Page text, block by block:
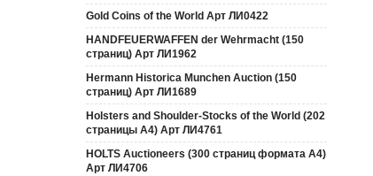
Gold Coins of the World Арт ЛИ0422
HANDFEUERWAFFEN der Wehrmacht (150
страниц) Арт ЛИ1962
Hermann Historica Munchen Auction (150
страниц) Арт ЛИ1689
Holsters and Shoulder-Stocks of the World (202
страницы А4) Арт ЛИ4761
HOLTS Auctioneers (300 страниц формата А4)
Арт ЛИ4706